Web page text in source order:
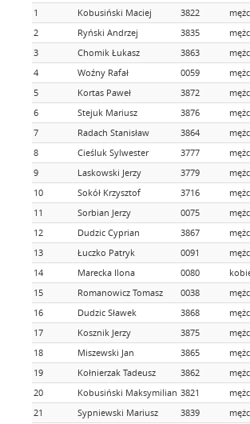
1 Kobusiński Maciej 3822
2
Ryński Andrzej 3835
3
Chomik Łukasz 3863
4
Woźny Rafał 0059
5
Kortas Paweł 3872
6
Stejuk Mariusz 3876
7
Radach Stanisław 3864
8
Cieśluk Sylwester 3777
9
Laskowski Jerzy 3779
10
Sokół Krzysztof 3716
11
Sorbian Jerzy 0075
12
Dudzic Cyprian 3867
13
Łuczko Patryk 0091
14
Marecka Ilona 0080
15
Romanowicz Tomasz 0038
16
Dudzic Sławek 3868
17
Kosznik Jerzy 3875
18
Miszewski Jan 3865
19
Kołnierzak Tadeusz 3862
20
Kobusiński Maksymilian 3821
21
Sypniewski Mariusz 3839